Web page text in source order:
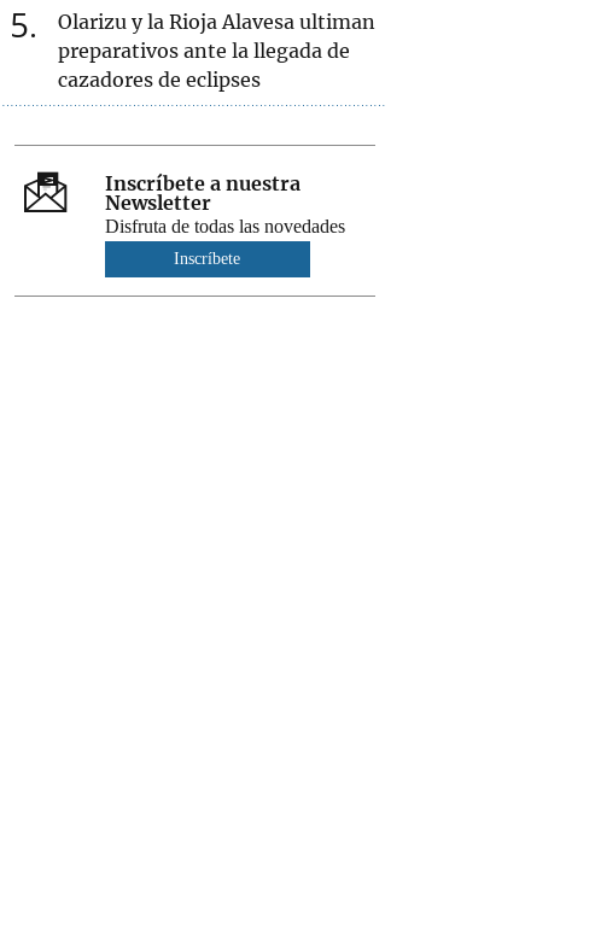
5
Olarizu y la Rioja Alavesa ultiman
preparativos ante la llegada de
cazadores de eclipses
Inscríbete a nuestra
Newsletter
Disfruta de todas las novedades
Inscríbete